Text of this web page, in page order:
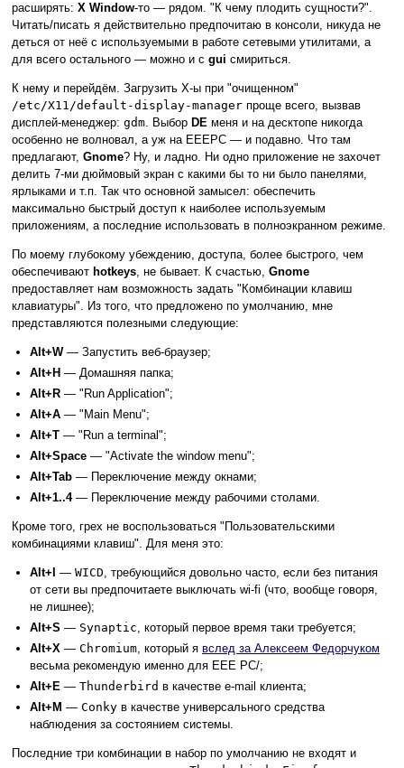
расширять: X Window-то — рядом. "К чему плодить сущности?".
Читать/писать я действительно предпочитаю в консоли, никуда не
деться от неё с используемыми в работе сетевыми утилитами, а
для всего остального — можно и с gui смириться.
К нему и перейдём. Загрузить Х-ы при "очищенном"
/etc/X11/default-display-manager проще всего, вызвав
дисплей-менеджер: gdm. Выбор DE меня и на десктопе никогда
особенно не волновал, а уж на EEEPC — и подавно. Что там
предлагают, Gnome? Ну, и ладно. Ни одно приложение не захочет
делить 7-ми дюймовый экран с какими бы то ни было панелями,
ярлыками и т.п. Так что основной замысел: обеспечить
максимально быстрый доступ к наиболее используемым
приложениям, а последние использовать в полноэкранном режиме.
По моему глубокому убеждению, доступа, более быстрого, чем
обеспечивают hotkeys, не бывает. К счастью, Gnome
предоставляет нам возможность задать "Комбинации клавиш
клавиатуры". Из того, что предложено по умолчанию, мне
представляются полезными следующие:
Alt+W— Запустить веб-браузер;
Alt+H — Домашняя папка;
Alt+R — "Run Application";
Alt+A — "Main Menu";
Alt+T — "Run a terminal";
Alt+Space — "Activate the window menu";
Alt+Tab — Переключение между окнами;
Alt+1..4— Переключение междy рабочими столами.
Кроме того, грех не воспользоваться "Пользовательскими
комбинациями клавиш". Для меня это:
Alt+I — WICD, требующийся довольно часто, если без питания
от сети вы предпочитаете выключать wi-fi (что, вообще говоря,
не лишнее);
Alt+S — Synaptic, который первое время таки требуется;
Alt+X — Chromium, который я вслед за Алексеем Федорчуком
весьма рекомендую именно для EEE PC/;
Alt+E — Thunderbird в качестве e-mail клиента;
Alt+M — Conky в качестве универсального средства
наблюдения за состоянием системы.
Последние три комбинации в набор по умолчанию не входят и